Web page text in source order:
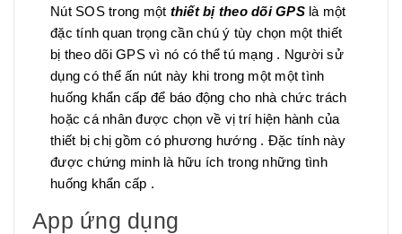
Nút SOS trong một thiết bị theo dõi GPSlà một
đặc tính quan trọng cần chú ý tùy chọn một thiết
bị theo dõi GPS vì nó có thể tú mạng . Người sử
dụng có thể ấn nút này khi trong một một tình
huống khẩn cấp để báo động cho nhà chức trách
hoặc cá nhân được chọn về vị trí hiện hành của
thiết bị chị gồm có phương hướng . Đặc tính này
được chứng minh là hữu ích trong những tình
huống khẩn cấp .
App ứng dụng